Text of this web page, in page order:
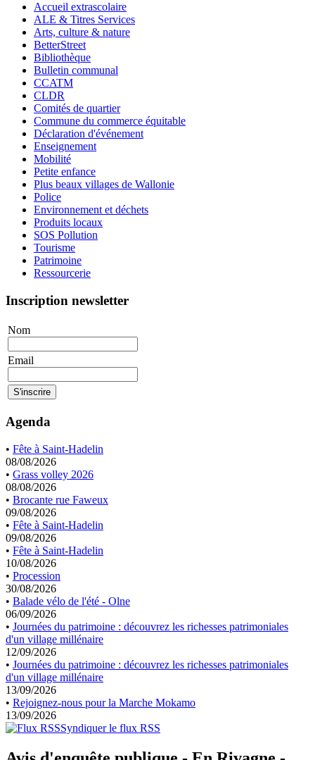
Accueil extrascolaire
ALE & Titres Services
Arts, culture & nature
BetterStreet
Bibliothèque
Bulletin communal
CCATM
CLDR
Comités de quartier
Commune du commerce équitable
Déclaration d'événement
Enseignement
Mobilité
Petite enfance
Plus beaux villages de Wallonie
Police
Environnement et déchets
Produits locaux
SOS Pollution
Tourisme
Patrimoine
Ressourcerie
Inscription newsletter
Nom
Email
Agenda
• Fête à Saint-Hadelin
08/08/2026
• Grass volley 2026
08/08/2026
• Brocante rue Faweux
09/08/2026
• Fête à Saint-Hadelin
09/08/2026
• Fête à Saint-Hadelin
10/08/2026
• Procession
30/08/2026
• Balade vélo de l'été - Olne
06/09/2026
• Journées du patrimoine : découvrez les richesses patrimoniales
d'un village millénaire
12/09/2026
• Journées du patrimoine : découvrez les richesses patrimoniales
d'un village millénaire
13/09/2026
• Rejoignez-nous pour la Marche Mokamo
13/09/2026
Syndiquer le flux RSS